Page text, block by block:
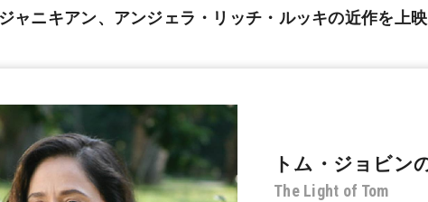
ャニキアン、アンジェラ・リッチ・ルッキの近作を上映
トム・ジョビン
The Light of Tom